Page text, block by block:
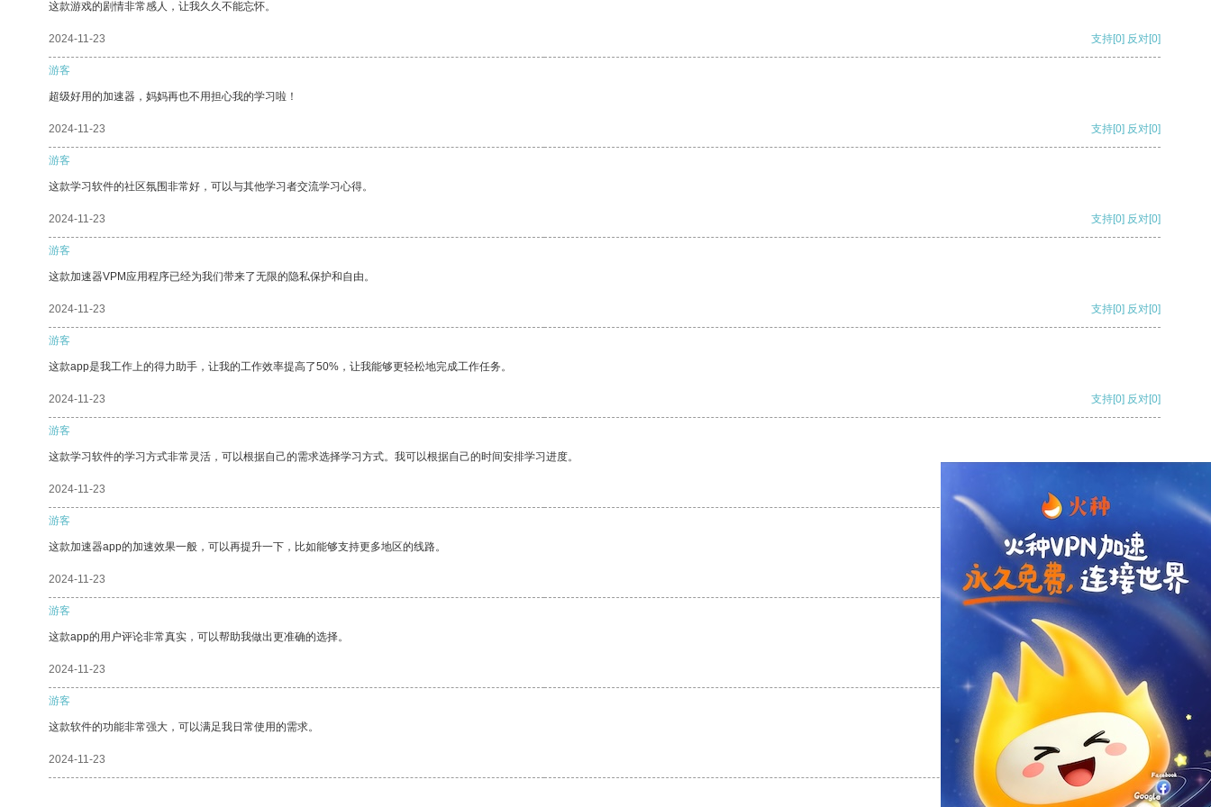
这款游戏的剧情非常感人，让我久久不能忘怀。
2024-11-23 支持[0] 反对[0]
游客
超级好用的加速器，妈妈再也不用担心我的学习啦！
2024-11-23 支持[0] 反对[0]
游客
这款学习软件的社区氛围非常好，可以与其他学习者交流学习心得。
2024-11-23 支持[0] 反对[0]
游客
这款加速器VPM应用程序已经为我们带来了无限的隐私保护和自由。
2024-11-23 支持[0] 反对[0]
游客
这款app是我工作上的得力助手，让我的工作效率提高了50%，让我能够更轻松地完成工作任务。
2024-11-23 支持[0] 反对[0]
游客
这款学习软件的学习方式非常灵活，可以根据自己的需求选择学习方式。我可以根据自己的时间安排学习进度。
2024-11-23
游客
这款加速器app的加速效果一般，可以再提升一下，比如能够支持更多地区的线路。
2024-11-23 支持 [0] 反对[0]
游客
这款app的用户评论非常真实，可以帮助我做出更准确的选择。
2024-11-23 支持[0] 反对
游客
这款软件的功能非常强大，可以满足我日常使用的需求。
2024-11-23 支持[0] 反对[0]